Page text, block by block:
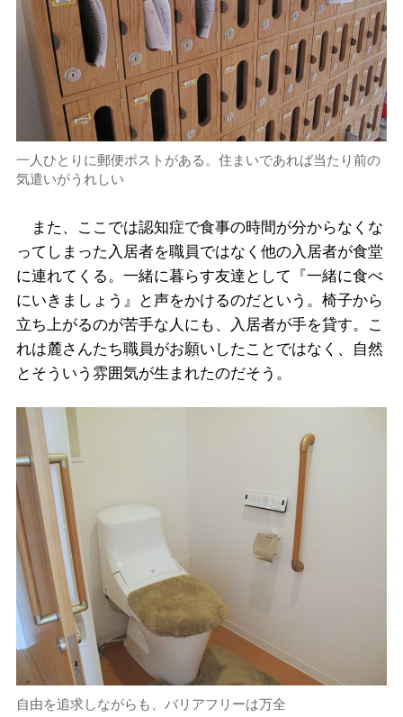
一人ひとりに郵便ポストがある。住まいであれば当たり前の
気遣いがうれしい
また、ここでは認知症で食事の時間が分からなくな
ってしまった入居者を職員ではなく他の入居者が食堂
に連れてくる。一緒に暮らす友達として『一緒に食べ
にいきましょう』と声をかけるのだという。椅子から
立ち上がるのが苦手な人にも、入居者が手を貸す。こ
れは麓さんたち職員がお願いしたことではなく、自然
とそういう雰囲気が生まれたのだそう。
自由を追求しながらも、バリアフリーは万全